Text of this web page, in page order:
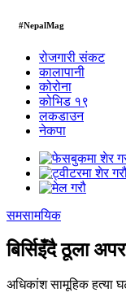
#NepalMag
रोजगारी संकट
कालापानी
कोरोना
कोभिड १९
लकडाउन
नेकपा
समसामयिक
बिर्सिइँदै ठूला
अधिकांश सामूहिक हत्या